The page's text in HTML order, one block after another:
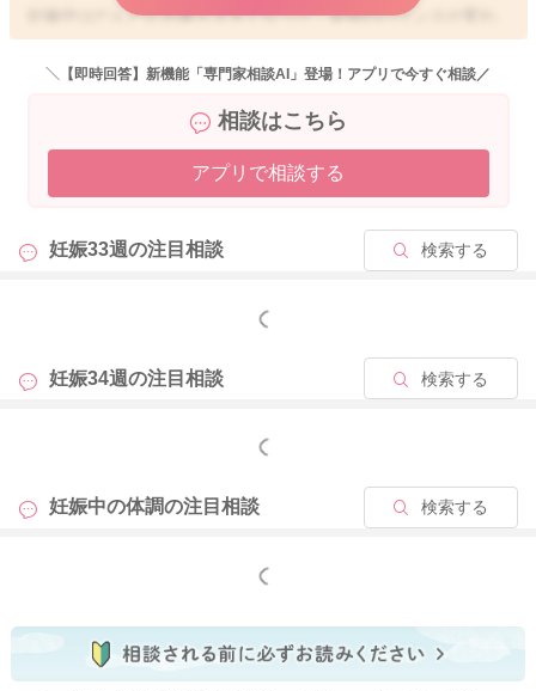
妊娠中はだんだんお腹も大きくなって、姿勢のバランスが変わ
ってきます。
そして骨盤も緩んでくるようになりますので、その分負担がか
お尻から足の緊張を取れるようにストレッチをしてみたり、マ
ッサージをされてみるのもいいと思います。
と思いますよ。
お体の状態を見て、お口でできるセルフケアについてのアドバ
どうぞよろしくお願いします。
＼【即時回答】新機能「専門家相談AI」登場！アプリで今すぐ相談／
相談はこちら
アプリで相談する
妊娠33週の注目相談 検索する
もっと見る
妊娠34週の注目相談 検索する
もっと見る
妊娠中の体調の注目相談 検索する
もっと見る